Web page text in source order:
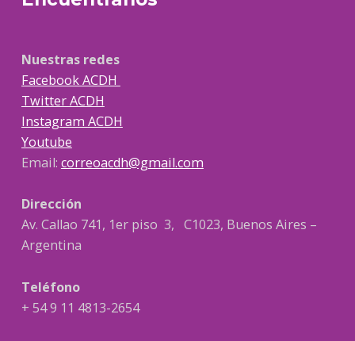
Nuestras redes
Facebook ACDH
Twitter ACDH
Instagram ACDH
Youtube
Email: correoacdh@gmail.com
Dirección
Av. Callao 741, 1er piso 3, C1023, Buenos Aires –
Argentina
Teléfono
+ 54 9 11 4813-2654